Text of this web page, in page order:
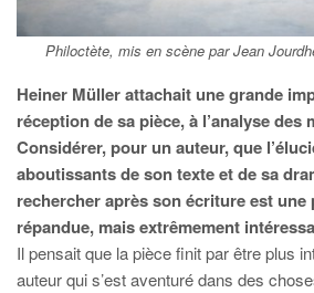
Philoctète, mis en scène par Jean
Heiner Müller attachait une grande
réception de sa pièce, à l’analyse des
Considérer, pour un auteur, que
aboutissants de son texte et de sa
rechercher après son écriture est une
répandue, mais extrêmement
Il pensait que la pièce finit par être plus
auteur qui s’est aventuré dans des